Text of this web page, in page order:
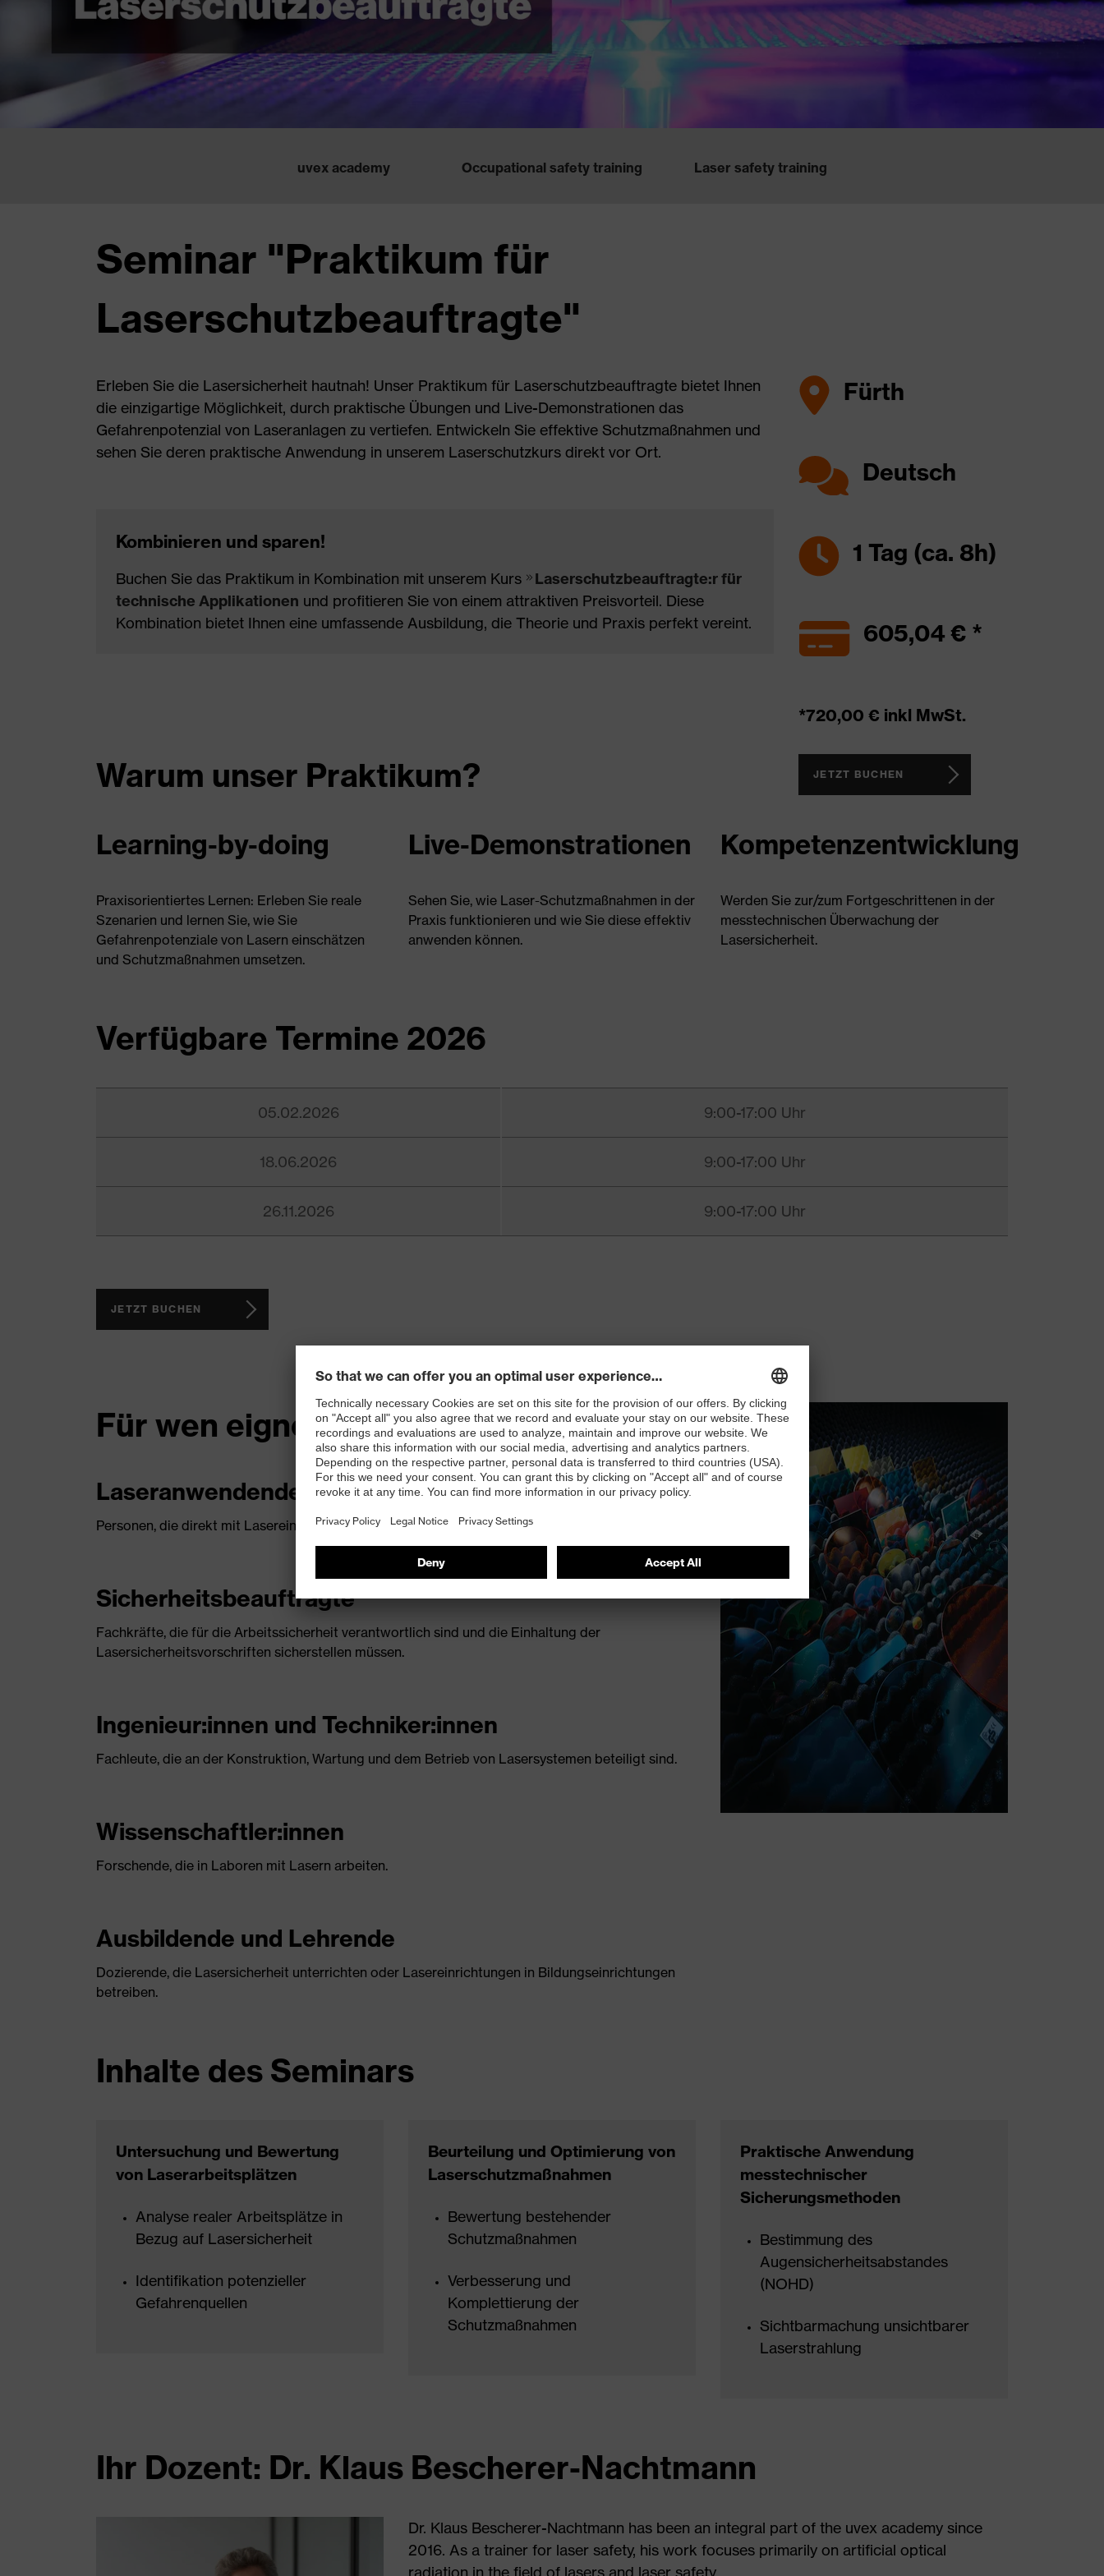
uvex academy Occupational safety training Laser safety training
Seminar "Praktikum für
Laserschutzbeauftragte"
Erleben Sie die Lasersicherheit hautnah! Unser Praktikum für Laserschutzbeauftragte bietet Ihnen
die einzigartige Möglichkeit, durch praktische Übungen und Live-Demonstrationen das
Gefahrenpotenzial von Laseranlagen zu vertiefen. Entwickeln Sie effektive Schutzmaßnahmen und
sehen Sie deren praktische Anwendung in unserem Laserschutzkurs direkt vor Ort.
Kombinieren und sparen!
Buchen Sie das Praktikum in Kombination mit unserem Kurs
Laserschutzbeauftragte:r für
technische Applikationen und profitieren Sie von einem attraktiven Preisvorteil. Diese
Kombination bietet Ihnen eine umfassende Ausbildung, die Theorie und Praxis perfekt vereint.
Warum unser Praktikum?
Fürth
Deutsch
1 Tag (ca. 8h)
605,04 € *
*720,00 € inkl MwSt.
JETZT BUCHEN
Learning-by-doing
Praxisorientiertes Lernen: Erleben Sie reale
Szenarien und lernen Sie, wie Sie
Gefahrenpotenziale von Lasern einschätzen
und Schutzmaßnahmen umsetzen.
Live-Demonstrationen
Sehen Sie, wie Laser-Schutzmaßnahmen in der
Praxis funktionieren und wie Sie diese effektiv
anwenden können.
Kompetenzentwicklung
Werden Sie zur/zum Fortgeschrittenen in der
messtechnischen Überwachung der
Lasersicherheit.
Verfügbare Termine 2026
05.02.2026 9:00-17:00 Uhr
18.06.2026 9:00-17:00 Uhr
26.11.2026 9:00-17:00 Uhr
JETZT BUCHEN
Für wen eignet sich das Seminar?
Laseranwendende
Personen, die direkt mit Lasereinrichtungen arbeiten und Sicherheitsprotokolle verstehen müssen.
Sicherheitsbeauftragte
Fachkräfte, die für die Arbeitssicherheit verantwortlich sind und die Einhaltung der
Lasersicherheitsvorschriften sicherstellen müssen.
Ingenieur:innen und Techniker:innen
Fachleute, die an der Konstruktion, Wartung und dem Betrieb von Lasersystemen beteiligt sind.
Wissenschaftler:innen
Forschende, die in Laboren mit Lasern arbeiten.
Ausbildende und Lehrende
Dozierende, die Lasersicherheit unterrichten oder Lasereinrichtungen in Bildungseinrichtungen
betreiben.
Inhalte des Seminars
Untersuchung und Bewertung
von Laserarbeitsplätzen
Analyse realer Arbeitsplätze in
Bezug auf Lasersicherheit
Identifikation potenzieller
Gefahrenquellen
Beurteilung und Optimierung von
Laserschutzmaßnahmen
Bewertung bestehender
Schutzmaßnahmen
Verbesserung und
Komplettierung der
Schutzmaßnahmen
Praktische Anwendung
messtechnischer
Sicherungsmethoden
Bestimmung des
Augensicherheitsabstandes
(NOHD)
Sichtbarmachung unsichtbarer
Laserstrahlung
Ihr Dozent: Dr. Klaus Bescherer-Nachtmann
Dr. Klaus Bescherer-Nachtmann has been an integral part of the uvex academy since
2016. As a trainer for laser safety, his work focuses primarily on artificial optical
radiation in the field of lasers and laser safety.